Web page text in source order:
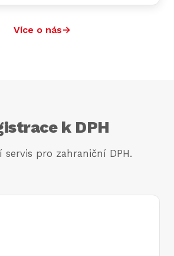
Více o nás→
k DPH
servis pro zahraniční DPH.